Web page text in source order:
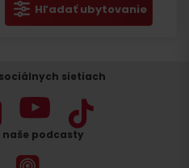
Hľadať ubytovanie
sietiach
podcasty